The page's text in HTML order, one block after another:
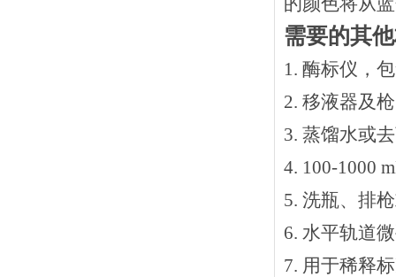
需要的其
1. 酶标仪，
2. 移液器及
3. 蒸馏水或
4. 100-1000
5. 洗瓶、排
6. 水平轨道
7. 用于稀释